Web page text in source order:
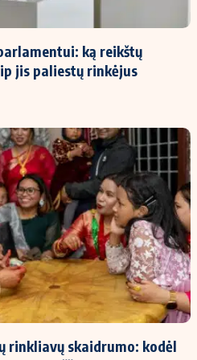
Titulinis
Nedarbo išmokos skaičiuoklė
Būsto finansai
Įdomios naujienos
ką reikštų
jis paliestų rinkėjus
rinkliavų skaidrumo: kodėl